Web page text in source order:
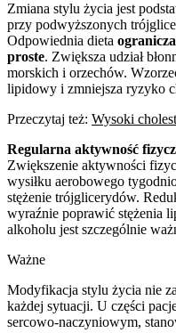
Zmiana stylu życia jest
przy podwyższonych
Odpowiednia dieta
proste. Zwiększa udział
morskich i orzechów.
lipidowy i zmniejsza ryzyko
Przeczytaj też: Wysoki
Regularna aktywność
Zwiększenie aktywności
wysiłku aerobowego
stężenie trójglicerydów.
wyraźnie poprawić stężenia
alkoholu jest szczególnie
Ważne
Modyfikacja stylu życia nie
każdej sytuacji. U części
sercowo-naczyniowym,